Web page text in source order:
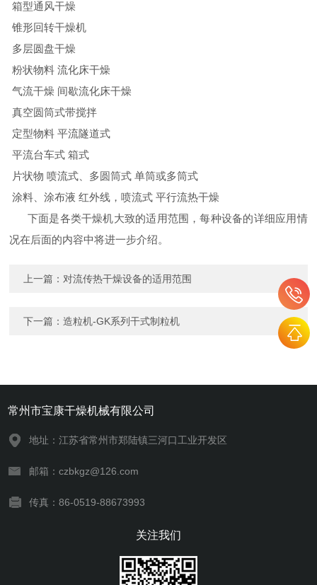
箱型通风干燥
锥形回转干燥机
多层圆盘干燥
粉状物料 流化床干燥
气流干燥 间歇流化床干燥
真空圆筒式带搅拌
定型物料 平流隧道式
平流台车式 箱式
片状物 喷流式、多圆筒式 单筒或多筒式
涂料、涂布液 红外线，喷流式 平行流热干燥
下面是各类干燥机大致的适用范围，每种设备的详细应用情
况在后面的内容中将进一步介绍。
上一篇： 对流传热干燥设备的适用范围
下一篇：造粒机-GK系列干式制粒机
常州市宝康干燥机械有限公司
地址：江苏省常州市郑陆镇三河口工业开发区
邮箱：czbkgz@126.com
传真：86-0519-88673993
关注我们